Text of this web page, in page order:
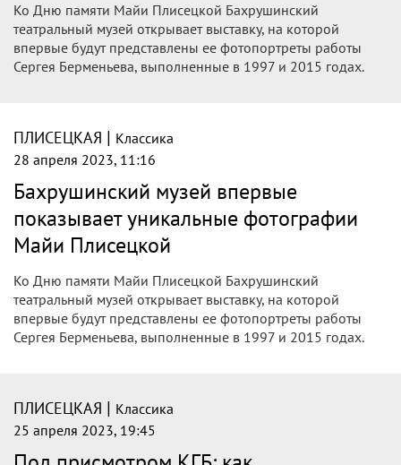
Ко Дню памяти Майи Плисецкой Бахрушинский
театральный музей открывает выставку, на которой
впервые будут представлены ее фотопортреты работы
Сергея Берменьева, выполненные в 1997 и 2015 годах.
ПЛИСЕЦКАЯ | Классика
28 апреля 2023, 11:16
Бахрушинский музей впервые
показывает уникальные фотографии
Майи Плисецкой
Ко Дню памяти Майи Плисецкой Бахрушинский
театральный музей открывает выставку, на которой
впервые будут представлены ее фотопортреты работы
Сергея Берменьева, выполненные в 1997 и 2015 годах.
ПЛИСЕЦКАЯ | Классика
25 апреля 2023, 19:45